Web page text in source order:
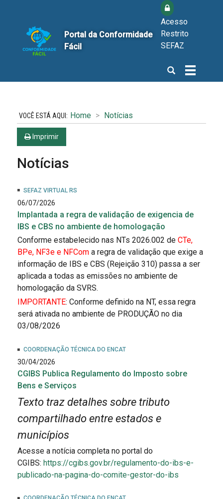
Portal da Conformidade
Fácil
Acesso
Restrito
SEFAZ
Alterna
a
Abrir
a
Home Notícias
Imprimir
Notícias
SEFAZ VIRTUAL RS
06/07/2026
Implantada a regra de validação de exigencia de
IBS e CBS no ambiente de homologação
Conforme estabelecido nas NTs 2026.002 de CTe,
BPe, NF3e e NFComa regra de validação que exige a
informação de IBS e CBS (Rejeição 310) passa a ser
aplicada a todas as emissões no ambiente de
homologação da SVRS.
IMPORTANTE: Conforme definido na NT, essa regra
será ativada no ambiente de PRODUÇÃO no dia
03/08/2026
COORDENAÇÃO TÉCNICA DO ENCAT
30/04/2026
CGIBS Publica Regulamento do Imposto sobre
Bens e Serviços
Texto traz detalhes sobre tributo
compartilhado entre estados e
municípios
Acesse a notícia completa no portal do
CGIBS: https://cgibs.gov.br/regulamento-do-ibs-e-
publicado-na-pagina-do-comite-gestor-do-ibs